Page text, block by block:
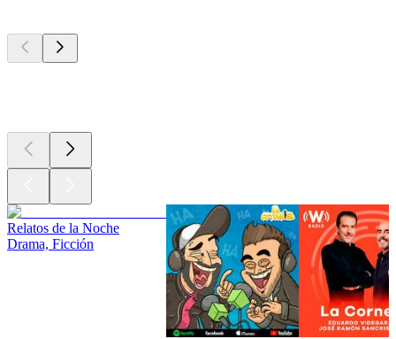
Relatos de la Noche
Drama, Ficción